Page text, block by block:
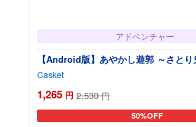
アドベンチャー
【Android版】あやかし遊郭 ～さと
Casket
1,265 円 2,530 円
50%OFF
カートに追加